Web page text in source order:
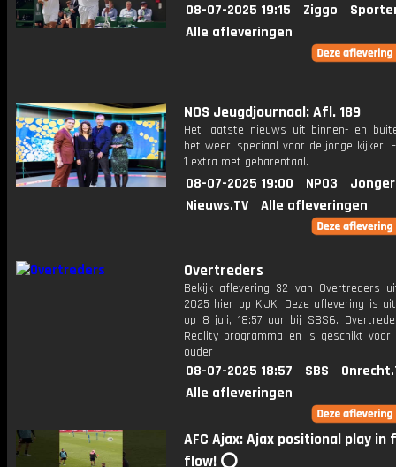
08-07-2025 19:15 Ziggo
Alle afleveringen
NOS Jeugdjournaal: Afl. 189
Het laatste nieuws uit binnen- en
het weer, speciaal voor de jonge kijker.
1 extra met gebarentaal.
08-07-2025 19:00 NPO3
Nieuws.TV
Alle afleveringen
Overtreders
Bekijk aflevering 32 van Overtreders
2025 hier op KIJK. Deze aflevering is
op 8 juli, 18:57 uur bij SBS6.
Reality programma en is geschikt
ouder
08-07-2025 18:57 SBS
Alle afleveringen
AFC Ajax: Ajax positional play in
flow! ⭕️